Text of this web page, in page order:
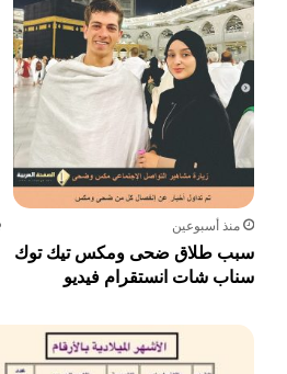
منذ أسبوعين
سبب طلاق ضحى ومكس تيك توك
سناب شات انستقرام فيديو